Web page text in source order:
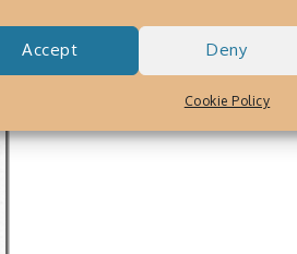
Accept Deny
Cookie Policy